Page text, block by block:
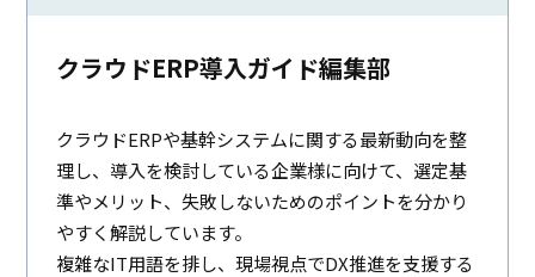
クラウドERP導入ガイド編集部
クラウドERPや基幹システムに関する最新動向を整
理し、導入を検討している企業様に向けて、選定基
準やメリット、失敗しないためのポイントを分かり
やすく解説しています。
複雑なIT用語を排し、現場視点でDX推進を支援する